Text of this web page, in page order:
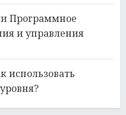
Программное
и управления
использовать